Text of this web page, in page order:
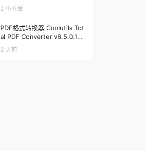
Master v20.5.0 + WinPE |
软件个锤子 | R1456
2 小时后
PDF格式转换器 Coolutils Tot
al PDF Converter v6.5.0.191
| 软件个锤子 | R1912
2 天前